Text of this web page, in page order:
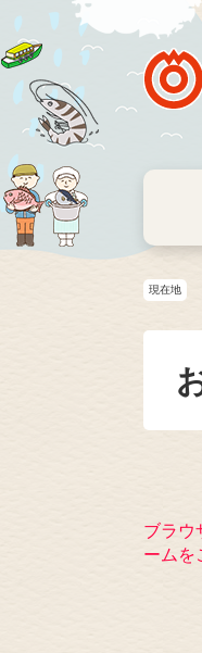
現在地
ブラウ
ームを